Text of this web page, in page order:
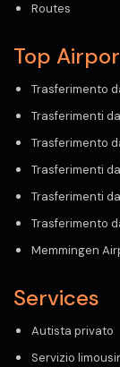
Routes
Top
Trasferimento
Trasferimenti
Trasferimento
Trasferimenti
Trasferimenti
Trasferimento
Memmingen
Services
Autista privato
Servizio